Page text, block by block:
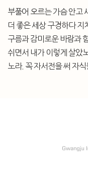
부풀어 오르는 가슴 안고
더 좋은 세상 구경하다 지
구름과 감미로운 바람과
쉬면서 내가 이렇게 살았
노라. 꼭 자서전을 써 자